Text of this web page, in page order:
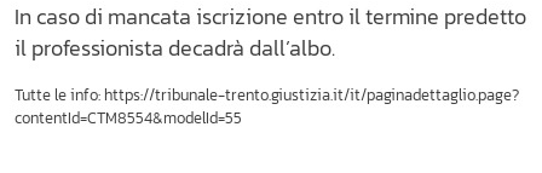
In caso di mancata iscrizione entro il termine predetto
il professionista decadrà dall’albo.
Tutte le info: https://tribunale-trento.giustizia.it/it/paginadettaglio.page?
contentId=CTM8554&modelId=55